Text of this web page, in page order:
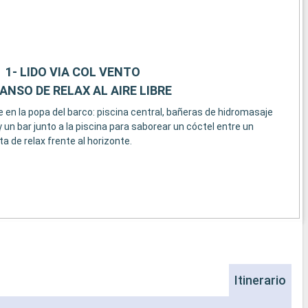
1- LIDO VIA COL VENTO
DE RELAX AL AIRE LIBRE
en la popa del barco: piscina central, bañeras de hidromasaje
bar junto a la piscina para saborear un cóctel entre un
de relax frente al horizonte.
Itinerario